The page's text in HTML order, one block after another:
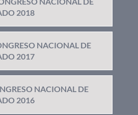
2018
NACIONAL DE
2017
NACIONAL DE
2016